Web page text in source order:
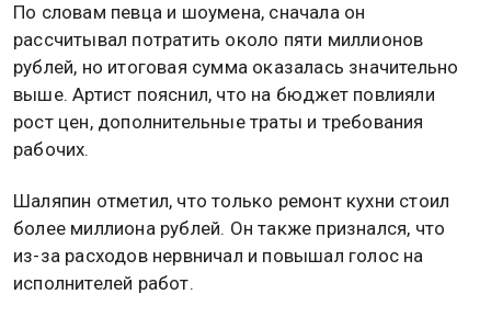
По словам певца и шоумена, сначала он
рассчитывал потратить около пяти миллионов
рублей, но итоговая сумма оказалась значительно
выше. Артист пояснил, что на бюджет повлияли
рост цен, дополнительные траты и требования
рабочих.
Шаляпин отметил, что только ремонт кухни стоил
более миллиона рублей. Он также признался, что
из-за расходов нервничал и повышал голос на
исполнителей работ.